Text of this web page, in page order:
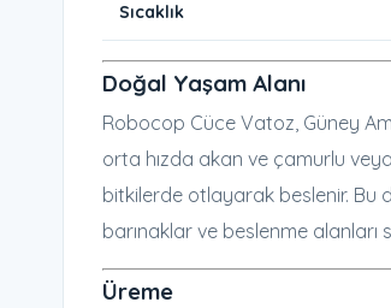
Sıcaklık
Doğal Yaşam Alanı
Robocop Cüce Vatoz, Güney
orta hızda akan ve çamurlu
bitkilerde otlayarak beslenir. Bu
barınaklar ve beslenme alanları
Üreme